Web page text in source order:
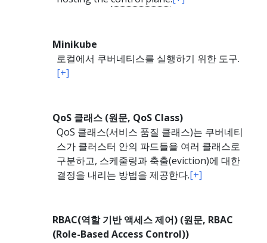
Minikube
로컬에서 쿠버네티스를 실행하기 위한 도구.
[+]
QoS 클래스 (원문, QoS Class)
QoS 클래스(서비스 품질 클래스)는 쿠버네티
스가 클러스터 안의 파드들을 여러 클래스로
구분하고, 스케줄링과 축출(eviction)에 대한
결정을 내리는 방법을 제공한다.[+]
RBAC(역할 기반 액세스 제어) (원문, RBAC
(Role-Based Access Control))